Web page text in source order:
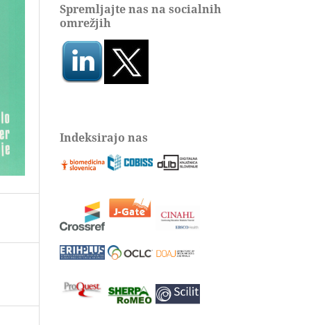
Spremljajte nas na socialnih
omrežjih
Indeksirajo nas